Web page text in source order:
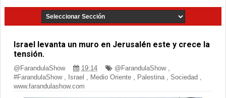
Israel levanta un muro en Jerusalén este y crece la
tensión.
@FarandulaShow 19:14 @FarandulaShow,
#FarandulaShow, Israel Medio Oriente Palestina Sociedad
www.farandulashow.com